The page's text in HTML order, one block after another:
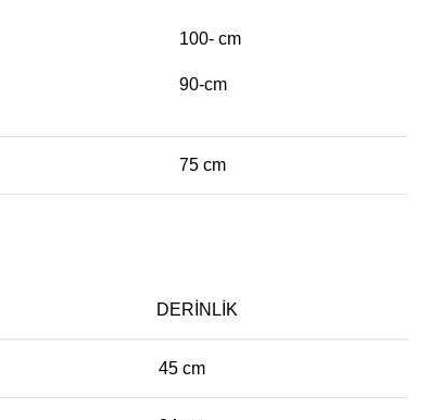
100- cm
90-cm
75 cm
DERINLIK
45 cm